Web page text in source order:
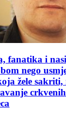
fanatika i
nego
žele